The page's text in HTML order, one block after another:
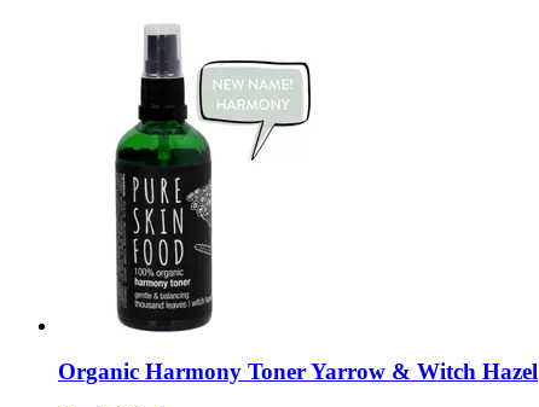
Organic Harmony Toner Yarrow & Witch Hazel